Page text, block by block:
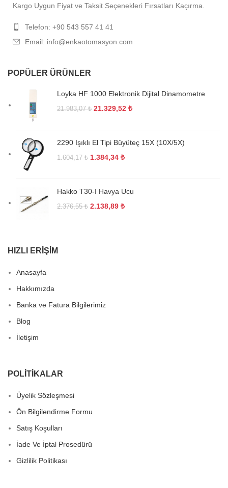
Kargo Uygun Fiyat ve Taksit Seçenekleri Fırsatları Kaçırma.
Telefon: +90 543 557 41 41
Email: info@enkaotomasyon.com
POPÜLER ÜRÜNLER
Loyka HF 1000 Elektronik Dijital Dinamometre
21.983,07₺ 21.329,52 ₺
2290 Işıklı El Tipi Büyüteç 15X (10X/5X)
1.604,17₺ 1.384,34 ₺
Hakko T30-I Havya Ucu
2.376,55₺ 2.138,89 ₺
HIZLI ERIŞIM
Anasayfa
Hakkımızda
Banka ve Fatura Bilgilerimiz
Blog
İletişim
POLITIKALAR
Üyelik Sözleşmesi
Ön Bilgilendirme Formu
Satış Koşulları
İade Ve İptal Prosedürü
Gizlilik Politikası